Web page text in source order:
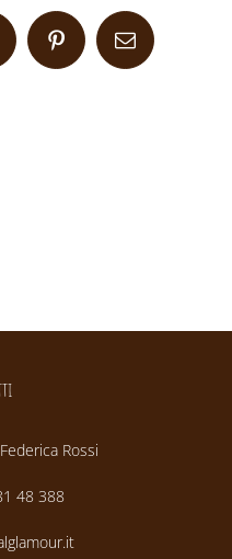
PinterestEmail
Rossi
48 388